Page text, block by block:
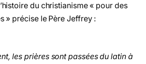
du christianisme « pour des
» précise le Père Jeffrey :
les prières sont passées du latin à